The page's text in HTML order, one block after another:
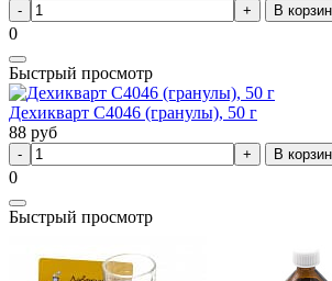
В
0
Быстрый просмотр
Дехикварт С4046 (гранулы), 50 г
88 руб
В
0
Быстрый просмотр